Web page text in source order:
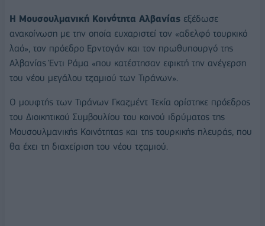
Η Μουσουλμανική Κοινότητα Αλβανίας εξέδωσε
ανακοίνωση με την οποία ευχαριστεί τον «αδελφό τουρκικό
λαό», τον πρόεδρο Ερντογάν και τον πρωθυπουργό της
Αλβανίας Έντι Ράμα «που κατέστησαν εφικτή την ανέγερση
του νέου μεγάλου τζαμιού των Τιράνων».
Ο μουφτής των Τιράνων Γκαζμέντ Τεκία ορίστηκε πρόεδρος
του Διοικητικού Συμβουλίου του κοινού ιδρύματος της
Μουσουλμανικής Κοινότητας και της τουρκικής πλευράς, που
θα έχει τη διαχείριση του νέου τζαμιού.